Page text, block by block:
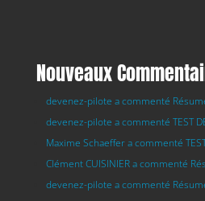
Nouveaux
devenez-pilote a commenté
devenez-pilote a commenté TEST
Maxime Schaeffer a commenté
Clément CUISINIER a commenté
devenez-pilote a commenté